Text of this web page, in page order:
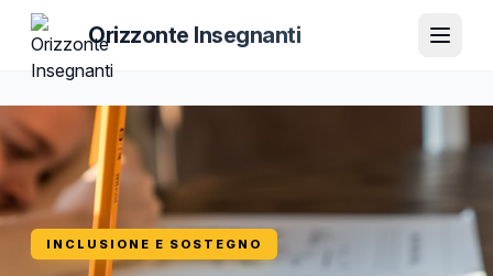
Orizzonte Insegnanti
INCLUSIONE E SOSTEGNO